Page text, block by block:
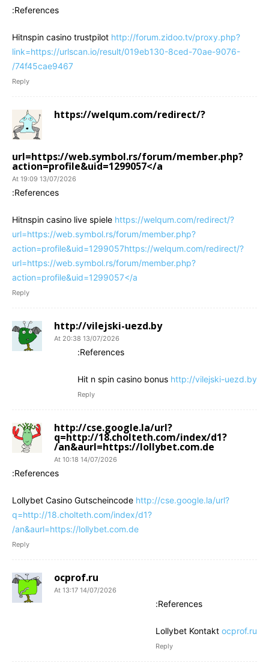
References:
Hitnspin casino trustpilot http://forum.zidoo.tv/proxy.php?
link=https://urlscan.io/result/019eb130-8ced-70ae-9076-
74f45cae9467/
Reply
https://welqum.com/redirect/?
url=https://web.symbol.rs/forum/member.php?
action=profile&uid=1299057</a
13/07/2026 At 19:09
References:
Hitnspin casino live spiele https://welqum.com/redirect/?
url=https://web.symbol.rs/forum/member.php?
action=profile&uid=1299057https://welqum.com/redirect/?
url=https://web.symbol.rs/forum/member.php?
action=profile&uid=1299057</a
Reply
http://vilejski-uezd.by
13/07/2026 At 20:38
References:
Hit n spin casino bonus http://vilejski-uezd.by
Reply
http://cse.google.la/url?
q=http://18.cholteth.com/index/d1?
an&aurl=https://lollybet.com.de/
14/07/2026 At 10:18
References:
Lollybet Casino Gutscheincode http://cse.google.la/url?
q=http://18.cholteth.com/index/d1?
an&aurl=https://lollybet.com.de/
Reply
ocprof.ru
14/07/2026 At 13:17
References:
Lollybet Kontakt ocprof.ru
Reply